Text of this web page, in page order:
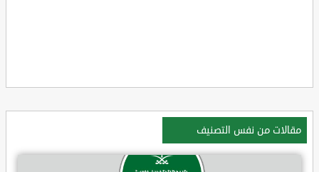
مقالات من نفس التصنيف